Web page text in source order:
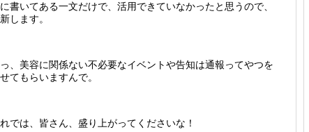
書いてある一文だけで、活用できていなかったと思うので、
します。
、美容に関係ない不必要なイベントや告知は通報ってやつを
てもらいますんで。
では、皆さん、盛り上がってくださいな！